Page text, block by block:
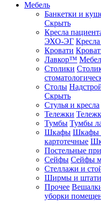
Мебель
Банкетки и
Скрыть
Кресла
ЭХО-ЭГ
Кровати
Лавкор™
Столики
Столы
Скрыть
Стулья и кресла
Тележки
Тумбы Тумбы
Шкафы Шкафы
картотечные
Постельные
Сейфы Сейфы
Стеллажи и
Ширмы и
Прочее
уборки